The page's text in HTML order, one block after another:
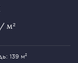
м²
139 м²